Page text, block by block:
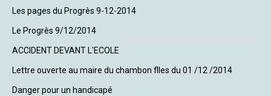
Les pages du Progrès 9-12-2014
Le Progrès 9/12/2014
ACCIDENT DEVANT L'ECOLE
Lettre ouverte au maire du chambon flles du 01 /12 /2014
Danger pour un handicapé